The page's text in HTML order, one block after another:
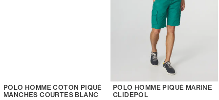
POLO HOMME COTON PIQUÉ
MANCHES COURTES BLANC
POLO HOMME PIQUÉ MARINE
CLIDEPOL